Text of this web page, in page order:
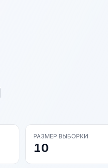
РАЗМЕР ВЫБОРКИ
10